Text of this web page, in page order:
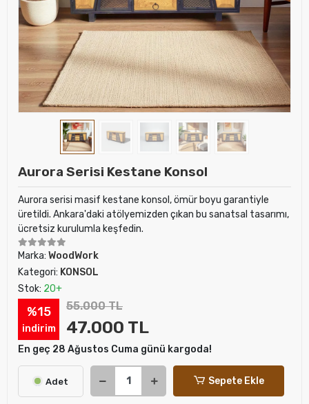
Aurora Serisi Kestane Konsol
Aurora serisi masif kestane konsol, ömür boyu garantiyle
üretildi. Ankara'daki atölyemizden çıkan bu sanatsal tasarımı,
ücretsiz kurulumla keşfedin.
Marka: WoodWork
Kategori: KONSOL
Stok: 20+
%15
indirim
55.000 TL
47.000 TL
En geç 28 Ağustos Cuma günü kargoda!
Adet Sepete Ekle